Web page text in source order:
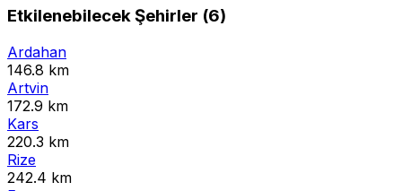
Etkilenebilecek Şehirler (6)
Ardahan
146.8 km
Artvin
172.9 km
Kars
220.3 km
Rize
242.4 km